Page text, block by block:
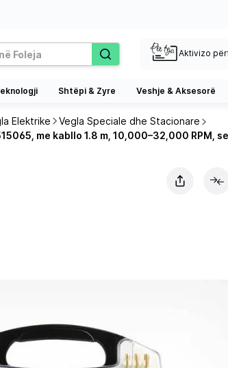
Aktivizo
Shtëpi & Zyre Veshje & Aksesorë
Elektrike
Vegla Speciale dhe Stacionare
me kabllo 1.8 m, 10,000–32,000 RPM,